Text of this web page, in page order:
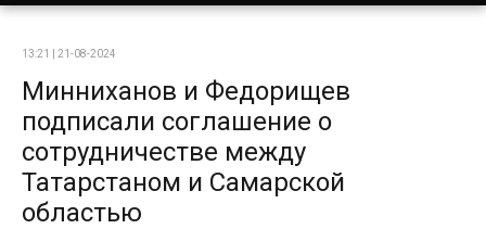
13:21 | 21-08-2024
Минниханов и Федорищев
подписали соглашение о
сотрудничестве между
Татарстаном и Самарской
областью